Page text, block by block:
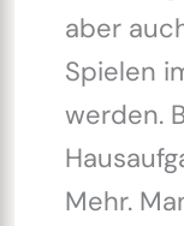
aber
Spielen
werden.
Mehr.